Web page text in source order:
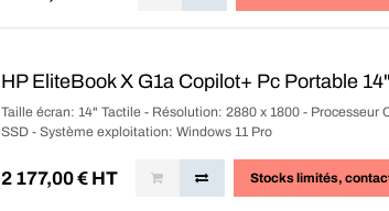
HP EliteBook X G1a Copilot+ Pc Portable
Taille écran: 14" Tactile - Résolution: 2880 x 1800 -
SSD - Système exploitation: Windows 11 Pro
2 177,00€ HT Stocks limités,